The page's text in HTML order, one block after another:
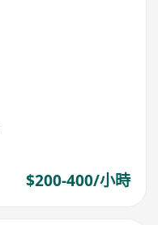
$200-400/小時